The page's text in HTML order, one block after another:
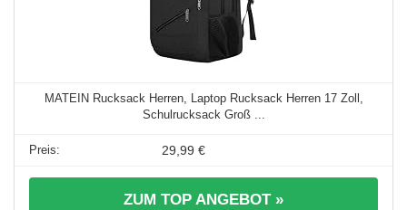
MATEIN Rucksack Herren, Laptop Rucksack Herren 17 Zoll,
Schulrucksack Groß ...
29,99 €
ZUM TOP ANGEBOT »